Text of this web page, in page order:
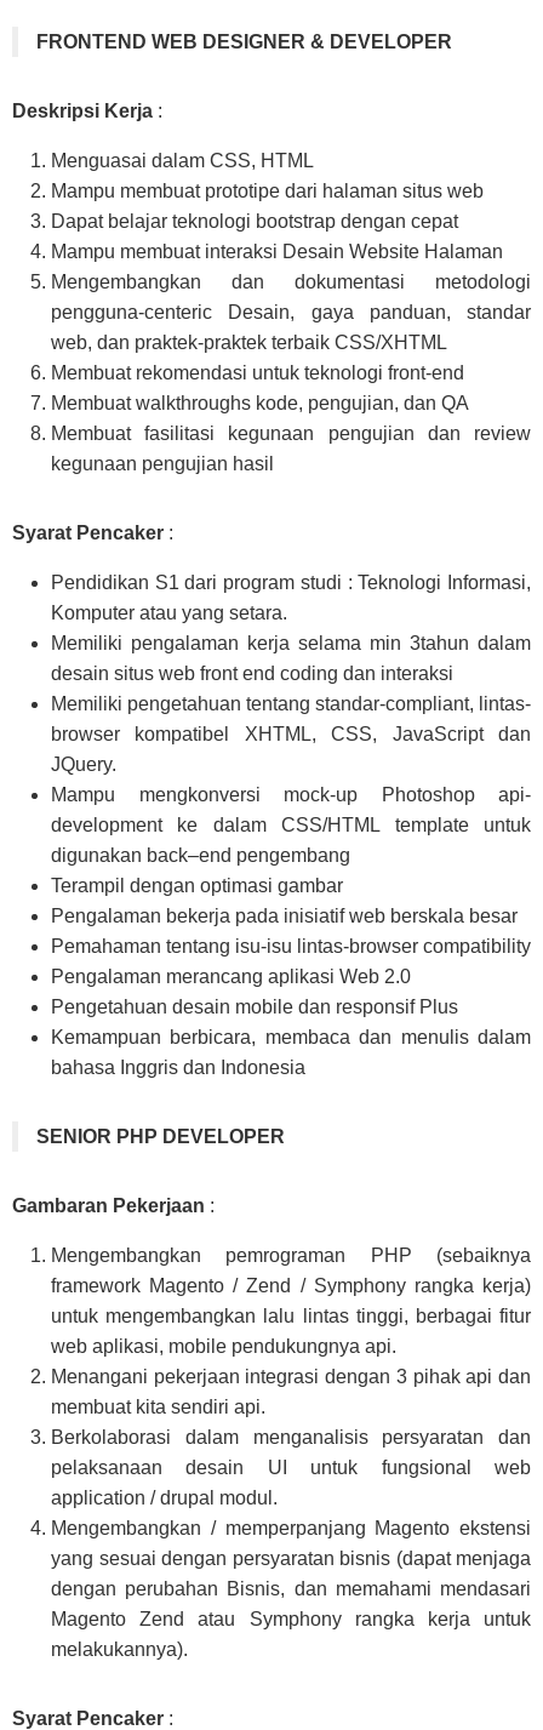
FRONTEND WEB DESIGNER & DEVELOPER
Deskripsi Kerja :
Menguasai dalam CSS, HTML
Mampu membuat prototipe dari halaman situs web
Dapat belajar teknologi bootstrap dengan cepat
Mampu membuat interaksi Desain Website Halaman
Mengembangkan
dan dokumentasi
metodologi
pengguna-centeric
Desain, gaya panduan,
standar
web, dan praktek-praktek terbaik CSS/XHTML
Membuat rekomendasi untuk teknologi front-end
Membuat walkthroughs kode, pengujian, dan QA
Membuat fasilitasi
kegunaan pengujian dan
review
kegunaan pengujian hasil
Syarat Pencaker :
Pendidikan S1 dari program studi : Teknologi nformasi,
Komputer atau yang setara.
Memiliki pengalaman kerja selama min 3tahun dalam
desain situs web front end coding dan interaksi
Memiliki pengetahuan tentang standar-compliant, lintas-
browser
kompatibel XHTML, CSS, JavaScript
dan
JQuery.
Mampu
mengkonversi mock-up Photoshop
api-
development
ke dalam CSS/HTML template
untuk
digunakan back–end pengembang
Terampil dengan optimasi gambar
Pengalaman bekerja pada inisiatif web berskala besar
Pemahaman tentang isu-isu lintas-browser compatibility
Pengalaman merancang aplikasi Web 2.0
Pengetahuan desain mobile dan responsif Plus
Kemampuan berbicara, membaca dan menulis dalam
bahasa Inggris dan Indonesia
SENIOR PHP DEVELOPER
Gambaran Pekerjaan :
Mengembangkan pemrograman PHP (sebaiknya
framework Magento / Zend / Symphony rangka kerja)
untuk mengembangkan lalu lintas tinggi, berbagai fitur
web aplikasi, mobile pendukungnya api.
Menangani pekerjaan integrasi dengan 3 pihak api dan
membuat kita sendiri api.
Berkolaborasi dalam menganalisis persyaratan dan
pelaksanaan desain UI untuk fungsional web
application / drupal modul.
Mengembangkan / memperpanjang Magento ekstensi
yang sesuai dengan persyaratan bisnis (dapat menjaga
dengan perubahan Bisnis, dan memahami mendasari
Magento Zend atau Symphony rangka kerja untuk
melakukannya).
Syarat Pencaker :